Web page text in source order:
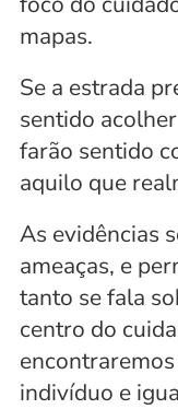
mapas.
Se a estrada
sentido
farão sentido
aquilo que
As evidências
ameaças, e
tanto se fala
centro do
indivíduo e